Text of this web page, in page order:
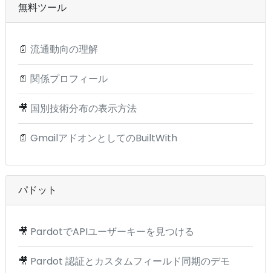
無料ツール
📄 流通動向の理解
📄 関係プロフィール
🎥 国別技術分布の表示方法
📄 GmailアドオンとしてのBuiltWith
パドット
🎥 PardotでAPIユーザーキーを見つける
🎥 Pardot 認証とカスタムフィールド同期のデモ